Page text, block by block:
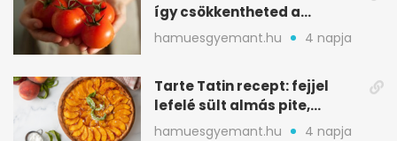
így csökkentheted a
gyomorégést
hamuesgyemant.hu 4 napja
Tarte Tatin recept: fejjel
lefelé sült almás pite,
ropogós aljjal
hamuesgyemant.hu 4 napja